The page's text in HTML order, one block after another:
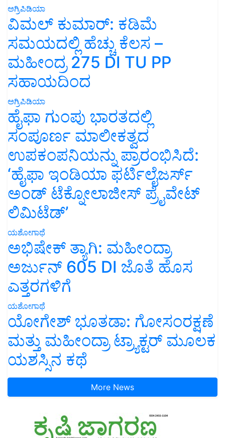
ಅಗ್ರಿಪಿಡಿಯಾ
ವಿಮಲ್ ಕುಮಾರ್: ಕಡಿಮೆ
ಸಮಯದಲ್ಲಿ ಹೆಚ್ಚು ಕೆಲಸ –
ಮಹೀಂದ್ರ 275 DI TU PP
ಸಹಾಯದಿಂದ
ಅಗ್ರಿಪಿಡಿಯಾ
ಹೈಫಾ ಗುಂಪು ಭಾರತದಲ್ಲಿ
ಸಂಪೂರ್ಣ ಮಾಲೀಕತ್ವದ
ಉಪಕಂಪನಿಯನ್ನು ಪ್ರಾರಂಭಿಸಿದೆ:
‘ಹೈಫಾ ಇಂಡಿಯಾ ಫರ್ಟಿಲೈಜರ್ಸ್
ಅಂಡ್ ಟೆಕ್ನೋಲಾಜೀಸ್ ಪ್ರೈವೇಟ್
ಲಿಮಿಟೆಡ್’
ಯಶೋಗಾಥೆ
ಅಭಿಷೇಕ್ ತ್ಯಾಗಿ: ಮಹೀಂದ್ರಾ
ಅರ್ಜುನ್ 605 DI ಜೊತೆ ಹೊಸ
ಎತ್ತರಗಳಿಗೆ
ಯಶೋಗಾಥೆ
ಯೋಗೇಶ್ ಭೂತಡಾ: ಗೋಸಂರಕ್ಷಣೆ
ಮತ್ತು ಮಹೀಂದ್ರಾ ಟ್ರ್ಯಾಕ್ಟರ್ ಮೂಲಕ
ಯಶಸ್ಸಿನ ಕಥೆ
More News